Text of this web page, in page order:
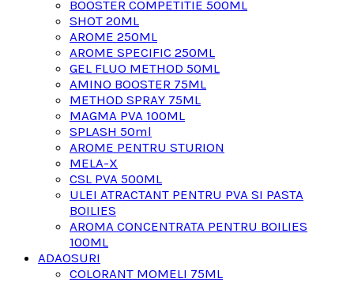
BOOSTER COMPETITIE 500ML
SHOT 20ML
AROME 250ML
AROME SPECIFIC 250ML
GEL FLUO METHOD 50ML
AMINO BOOSTER 75ML
METHOD SPRAY 75ML
MAGMA PVA 100ML
SPLASH 50ml
AROME PENTRU STURION
MELA-X
CSL PVA 500ML
ULEI ATRACTANT PENTRU PVA SI PASTA
BOILIES
AROMA CONCENTRATA PENTRU BOILIES
100ML
ADAOSURI
COLORANT MOMELI 75ML